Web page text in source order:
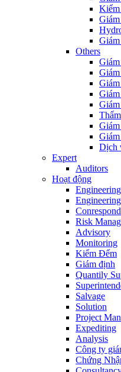
Kiểm
Others
Dịch
Expert
Auditors
Hoạt động
Engineering
Risk
Advisory
Monitoring
Kiểm Đếm
Giám định
Quantily
Salvage
Solution
Project
Expediting
Analysis
Công ty
Chứng